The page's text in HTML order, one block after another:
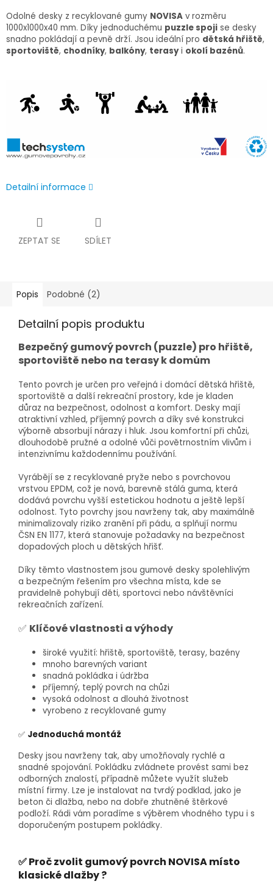
Odolné desky z recyklované gumy NOVISA v rozměru
1000x1000x40 mm. Díky jednoduchému puzzle spoji se desky
snadno pokládají a pevně drží. Jsou ideální pro dětská hřiště,
sportoviště, chodníky, balkóny, terasyi okolí bazénů.
Detailní informace
ZEPTAT SE SDÍLET
Popis Podobné (2)
Detailní popis produktu
Bezpečný gumový povrch (puzzle) pro hřiště,
sportoviště nebo na terasy k domům
Tento povrch je určen pro veřejná i domácí dětská hřiště,
sportoviště a další rekreační prostory, kde je kladen
důraz na bezpečnost, odolnost a komfort. Desky mají
atraktivní vzhled, příjemný povrch a díky své konstrukci
výborně absorbují nárazy i hluk. Jsou komfortní při chůzi,
dlouhodobě pružné a odolné vůči povětrnostním vlivům i
intenzivnímu každodennímu používání.
Vyrábějí se z recyklované pryže nebo s povrchovou
vrstvou EPDM, což je nová, barevně stálá guma, která
dodává povrchu vyšší estetickou hodnotu a ještě lepší
odolnost. Tyto povrchy jsou navrženy tak, aby maximálně
minimalizovaly riziko zranění při pádu, a splňují normu
ČSN EN 1177, která stanovuje požadavky na bezpečnost
dopadových ploch u dětských hřišť.
Díky těmto vlastnostem jsou gumové desky spolehlivým
a bezpečným řešením pro všechna místa, kde se
pravidelně pohybují děti, sportovci nebo návštěvníci
rekreačních zařízení.
✅ Klíčové vlastnosti a výhody
široké využití: hřiště, sportoviště, terasy, bazény
mnoho barevných variant
snadná pokládka i údržba
příjemný, teplý povrch na chůzi
vysoká odolnost a dlouhá životnost
vyrobeno z recyklované gumy
✅ Jednoduchá montáž
Desky jsou navrženy tak, aby umožňovaly rychlé a
snadné spojování. Pokládku zvládnete provést sami bez
odborných znalostí, případně můžete využít služeb
místní firmy. Lze je instalovat na tvrdý podklad, jako je
beton či dlažba, nebo na dobře zhutněné štěrkové
podloží. Rádi vám poradíme s výběrem vhodného typu i s
doporučeným postupem pokládky.
✅ Proč zvolit gumový povrch NOVISA místo
klasické dlažby ?